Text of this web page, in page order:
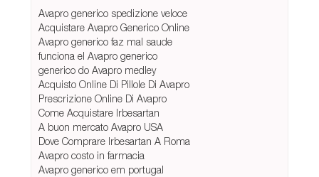
Avapro generico spedizione veloce
Acquistare Avapro Generico Online
Avapro generico faz mal saude
funciona el Avapro generico
generico do Avapro medley
Acquisto Online Di Pillole Di Avapro
Prescrizione Online Di Avapro
Come Acquistare Irbesartan
A buon mercato Avapro USA
Dove Comprare Irbesartan A Roma
Avapro costo in farmacia
Avapro generico em portugal